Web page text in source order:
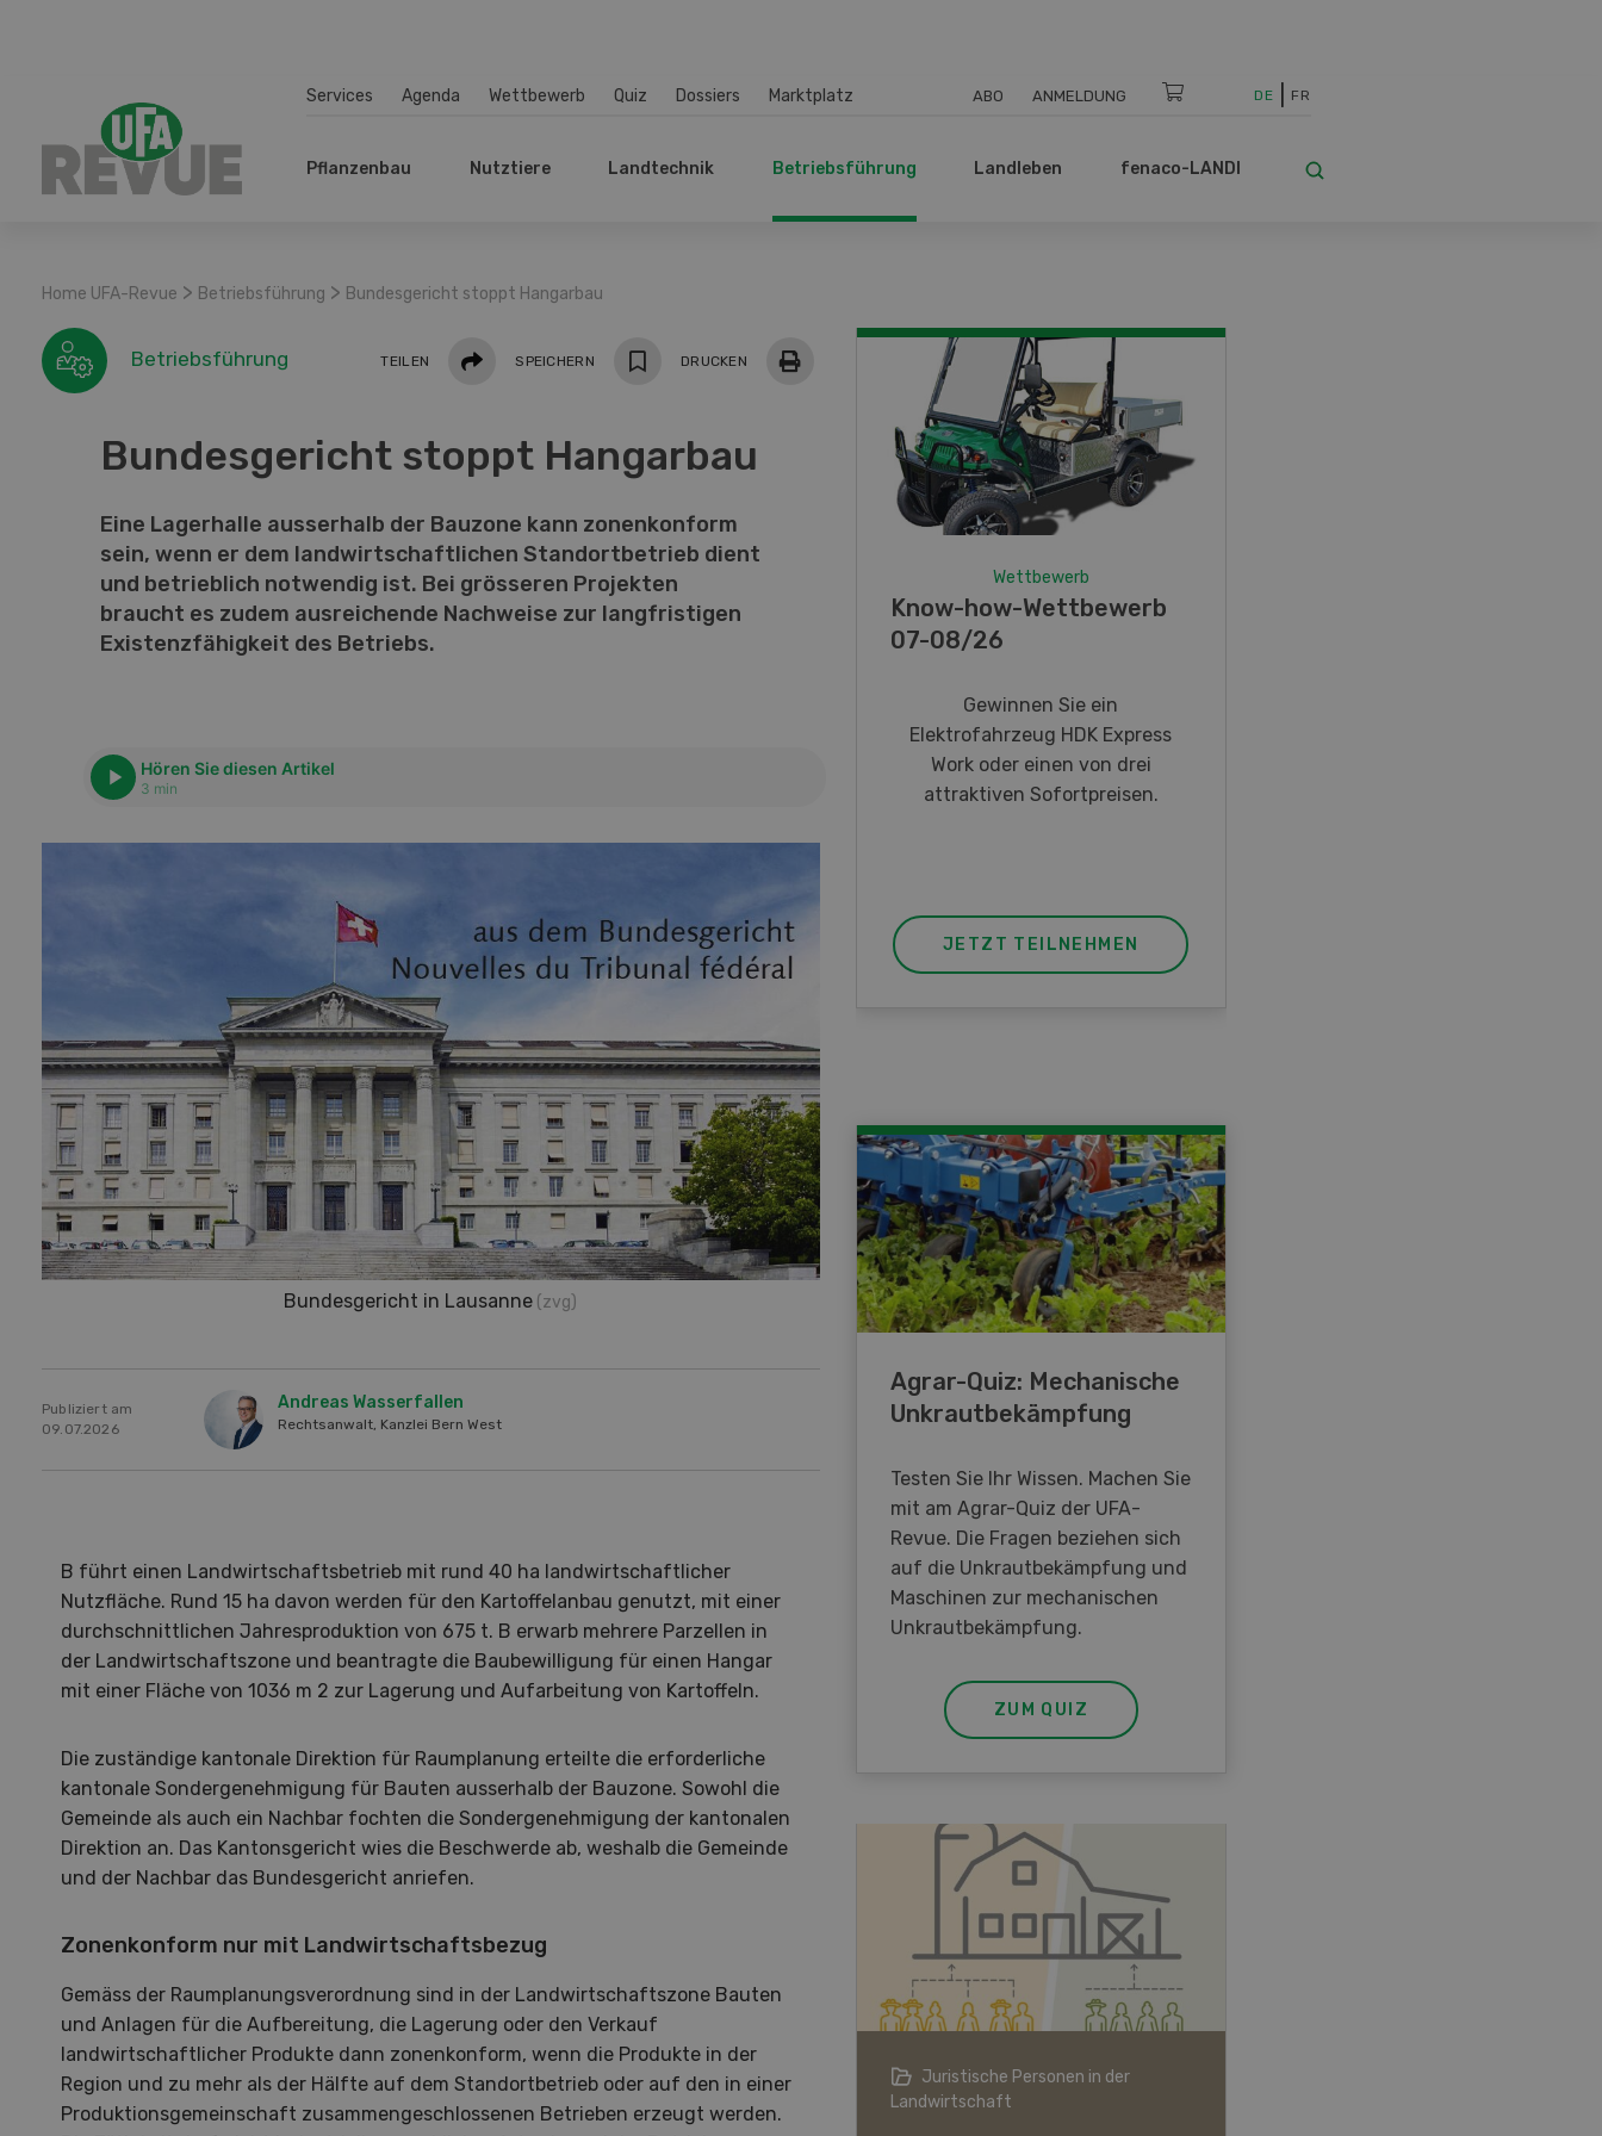
Services Agenda Wettbewerb Quiz Dossiers Marktplatz ABO ANMELDUNG DE FR
Pflanzenbau Nutztiere Landtechnik Betriebsführung Landleben fenaco-LANDI
Home UFA-Revue > Betriebsführung > Bundesgericht stoppt Hangarbau
Betriebsführung TEILEN Teilen SPEICHERN DRUCKEN
Bundesgericht stoppt Hangarbau
Eine Lagerhalle ausserhalb der Bauzone kann zonenkonform
sein, wenn er dem landwirtschaftlichen Standortbetrieb dient
und betrieblich notwendig ist. Bei grösseren Projekten
braucht es zudem ausreichende Nachweise zur langfristigen
Existenzfähigkeit des Betriebs.
Hören Sie diesen Artikel
3 min
Bundesgericht in Lausanne (zvg)
Publiziert am
09.07.2026
Andreas Wasserfallen
Rechtsanwalt, Kanzlei Bern West
B führt einen Landwirtschaftsbetrieb mit rund 40 ha landwirtschaftlicher
Nutzfläche. Rund 15 ha davon werden für den Kartoffelanbau genutzt, mit einer
durchschnittlichen Jahresproduktion von 675 t. B erwarb mehrere Parzellen in
der Landwirtschaftszone und beantragte die Baubewilligung für einen Hangar
mit einer Fläche von 1036 m 2 zur Lagerung und Aufarbeitung von Kartoffeln.
Die zuständige kantonale Direktion für Raumplanung erteilte die erforderliche
kantonale Sondergenehmigung für Bauten ausserhalb der Bauzone. Sowohl die
Gemeinde als auch ein Nachbar fochten die Sondergenehmigung der kantonalen
Direktion an. Das Kantonsgericht wies die Beschwerde ab, weshalb die Gemeinde
und der Nachbar das Bundesgericht anriefen.
Zonenkonform nur mit Landwirtschaftsbezug
Gemäss der Raumplanungsverordnung sind in der Landwirtschaftszone Bauten
und Anlagen für die Aufbereitung, die Lagerung oder den Verkauf
landwirtschaftlicher Produkte dann zonenkonform, wenn die Produkte in der
Region und zu mehr als der Hälfte auf dem Standortbetrieb oder auf den in einer
Produktionsgemeinschaft zusammengeschlossenen Betrieben erzeugt werden.
Wettbewerb
Know-how-Wettbewerb
07-08/26
Gewinnen Sie ein
Elektrofahrzeug HDK Express
Work oder einen von drei
attraktiven Sofortpreisen.
JETZT TEILNEHMEN
Agrar-Quiz: Mechanische
Unkrautbekämpfung
Testen Sie Ihr Wissen. Machen Sie
mit am Agrar-Quiz der UFA-
Revue. Die Fragen beziehen sich
auf die Unkrautbekämpfung und
Maschinen zur mechanischen
Unkrautbekämpfung.
ZUM QUIZ
Hof in neuer Hand Landwirtschaft im Klimawandel
Juristische Personen in der
Landwirtschaft